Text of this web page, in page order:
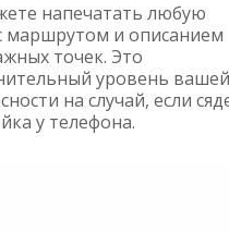
напечатать любую
маршрутом и описанием
точек. Это
уровень вашей
на случай, если
у телефона.